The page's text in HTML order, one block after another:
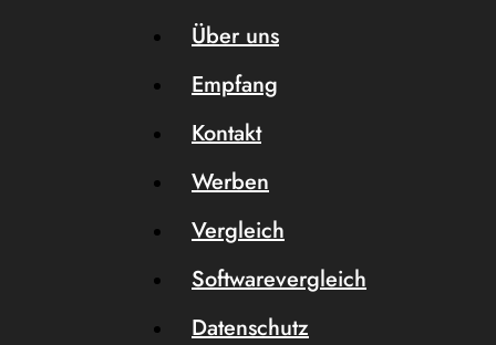
Über uns
Empfang
Kontakt
Werben
Vergleich
Softwarevergleich
Datenschutz